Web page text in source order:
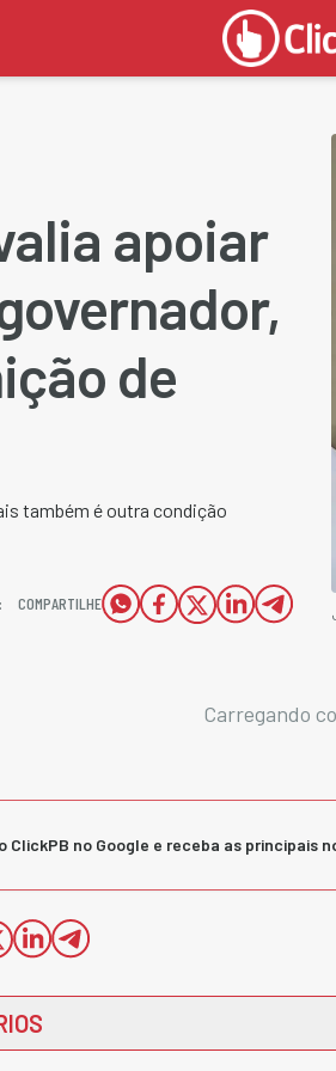
apoiar
de
também é outra condição
COMPARTILHE
Carregando
ClickPB no Google e receba as principais